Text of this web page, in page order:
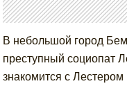
В небольшой город
преступный социопат
знакомится с